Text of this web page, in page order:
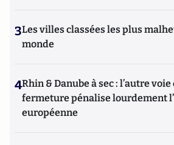
3Les villes classées les plus
monde
4Rhin & Danube à sec : l’autre voie
fermeture pénalise lourdement
européenne